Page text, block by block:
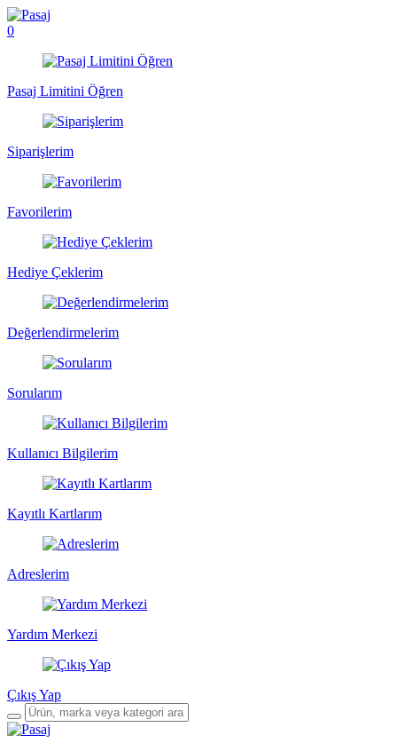
0
Pasaj Limitini Öğren
Siparişlerim
Favorilerim
Hediye Çeklerim
Değerlendirmelerim
Sorularım
Kullanıcı Bilgilerim
Kayıtlı Kartlarım
Adreslerim
Yardım Merkezi
Çıkış Yap